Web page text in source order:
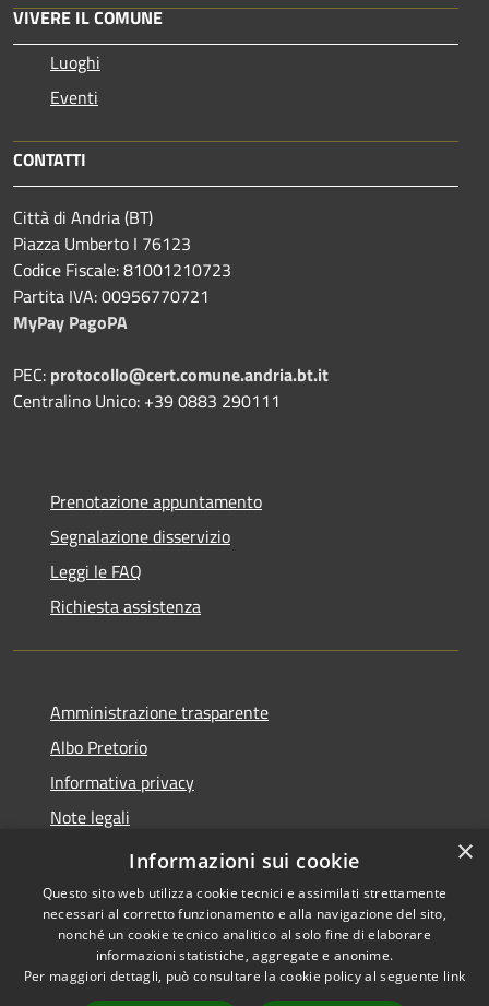
VIVERE IL COMUNE
Luoghi
Eventi
CONTATTI
Città di Andria (BT)
Piazza Umberto I 76123
Codice Fiscale: 81001210723
Partita IVA: 00956770721
MyPay PagoPA
PEC: protocollo@cert.comune.andria.bt.it
Centralino Unico: +39 0883 290111
Prenotazione appuntamento
Segnalazione disservizio
Leggi le FAQ
Richiesta assistenza
Amministrazione trasparente
Albo Pretorio
Informativa privacy
Note legali
Dichiarazione di accessibilità
Accessibilità
Copyright © 2026 • Città di
Andria • Powered by
×
Informazioni sui cookie
Questo sito web utilizza cookie tecnici e assimilati strettamente
necessari al corretto funzionamento e alla navigazione del sito,
nonché un cookie tecnico analitico al solo fine di elaborare
informazioni statistiche, aggregate e anonime.
Per maggiori dettagli, può consultare la cookie policy al seguente link